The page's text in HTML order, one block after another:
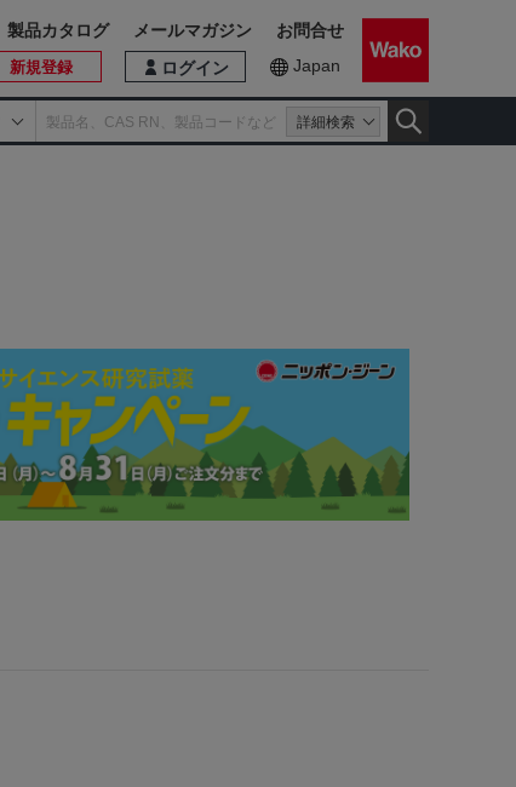
詳細検索
ログイン
新規登録 Japan
製品カタログ メールマガジン お問合せ